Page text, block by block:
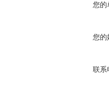
您的
您的
联系